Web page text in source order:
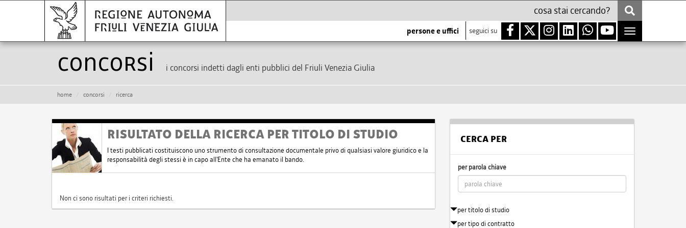
persone e uffici seguici su
Toggle
navigation
Concorsi i concorsi indetti dagli enti pubblici del Friuli Venezia Giulia
home concorsi ricerca
RISULTATO DELLA RICERCA PER TITOLO DI STUDIO
I testi pubblicati costituiscono uno strumento di consultazione documentale privo di qualsiasi valore giuridico e la
responsabilità degli stessi è in capo all'Ente che ha emanato il bando.
Non ci sono risultati per i criteri richiesti.
CERCA PER
per parola chiave
per titolo di studio
per tipo di contratto